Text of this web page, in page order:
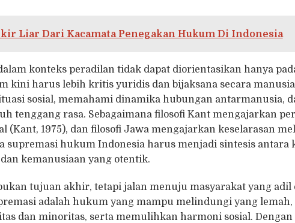
Liar Dari Kacamata Penegakan Hukum Di Indonesia
konteks peradilan tidak dapat diorientasikan hanya
kini harus lebih kritis yuridis dan bijaksana secara
sosial, memahami dinamika hubungan antarmanusia,
tenggang rasa. Sebagaimana filosofi Kant mengajarkan
(Kant, 1975), dan filosofi Jawa mengajarkan keselarasan
supremasi hukum Indonesia harus menjadi sintesis antara
kemanusiaan yang otentik.
tujuan akhir, tetapi jalan menuju masyarakat yang adil
adalah hukum yang mampu melindungi yang
dan minoritas, serta memulihkan harmoni sosial. Dengan